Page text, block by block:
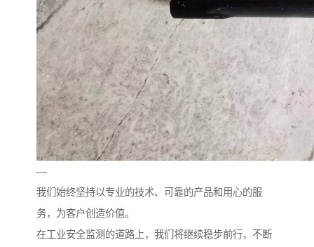
---
我们始终坚持以专业的技术、可靠的产品和用心的服
务，为客户创造价值。
在工业安全监测的道路上，我们将继续稳步前行，不断